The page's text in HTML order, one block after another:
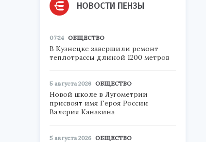
НОВОСТИ ПЕНЗЫ
07:24 ОБЩЕСТВО
В Кузнецке завершили ремонт
теплотрассы длиной 1200 метров
5 августа 2026 ОБЩЕСТВО
Новой школе в Лугометрии
присвоят имя Героя России
Валерия Канакина
5 августа 2026 ОБЩЕСТВО